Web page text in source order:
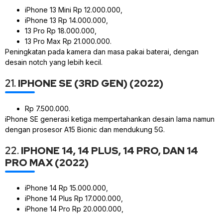
iPhone 13 Mini Rp 12.000.000,
iPhone 13 Rp 14.000.000,
13 Pro Rp 18.000.000,
13 Pro Max Rp 21.000.000.
Peningkatan pada kamera dan masa pakai baterai, dengan
desain notch yang lebih kecil.
21.IPHONE SE (3RD GEN) (2022)
Rp 7.500.000.
iPhone SE generasi ketiga mempertahankan desain lama namun
dengan prosesor A15 Bionic dan mendukung 5G.
22.IPHONE 14, 14 PLUS, 14 PRO, DAN 14
PRO MAX (2022)
iPhone 14 Rp 15.000.000,
iPhone 14 Plus Rp 17.000.000,
iPhone 14 Pro Rp 20.000.000,